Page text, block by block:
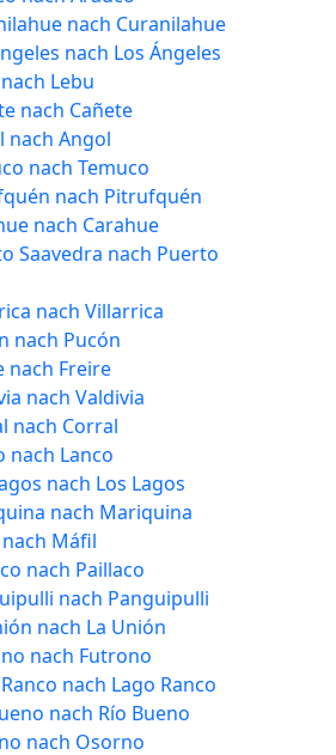
nach Curanilahue
nach Los Ángeles
Lebu
nach Cañete
nach Angol
nach Temuco
nach Pitrufquén
nach Carahue
Saavedra nach Puerto
nach Villarrica
nach Pucón
nach Freire
nach Valdivia
nach Corral
nach Lanco
nach Los Lagos
nach Mariquina
Máfil
nach Paillaco
nach Panguipulli
nach La Unión
nach Futrono
nach Lago Ranco
nach Río Bueno
nach Osorno